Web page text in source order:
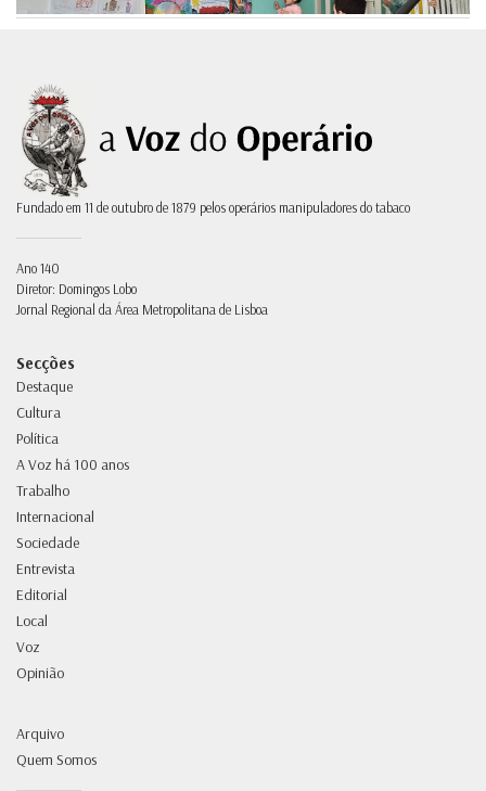
Fundado em 11 de outubro de 1879 pelos operários manipuladores do tabaco
Ano 140
Diretor: Domingos Lobo
Jornal Regional da Área Metropolitana de Lisboa
Secções
Destaque
Cultura
Política
A Voz há 100 anos
Trabalho
Internacional
Sociedade
Entrevista
Editorial
Local
Voz
Opinião
Arquivo
Quem Somos